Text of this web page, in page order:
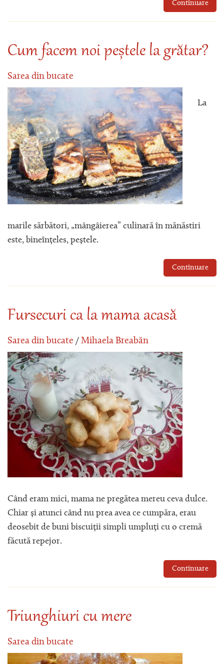
Continuare
Cum facem noi peștele la grătar?
Sarea din bucate
La
marile sărbători, „mângâierea” culinară în mănăstiri
este, bineînțeles, peștele.
Continuare
Fursecuri ca la mama acasă
Sarea din bucate / Mihaela Breabăn
Când eram mici, mama ne pregătea mereu ceva dulce.
Chiar și atunci când nu prea avea ce cumpăra, erau
deosebit de buni biscuiții simpli umpluți cu o cremă
făcută repejor.
Continuare
Triunghiuri cu mere
Sarea din bucate